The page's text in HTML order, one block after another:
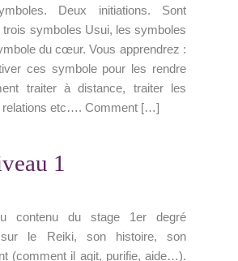
Deux initiations. Sont
trois symboles Usui, les symboles
du cœur. Vous apprendrez :
ces symbole pour les rendre
traiter à distance, traiter les
relations etc…. Comment […]
1
contenu du stage 1er degré
sur le Reiki, son histoire, son
(comment il agit, purifie, aide…).